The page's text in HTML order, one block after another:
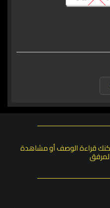
قراءة الوصف أو مشاهدة